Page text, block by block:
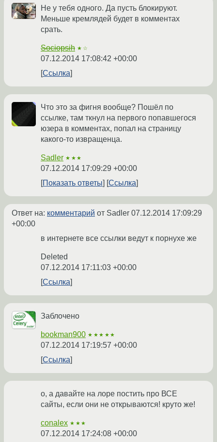
Не у тебя одного. Да пусть блокируют.
Меньше кремлядей будет в комментах
срать.
Sociopsih ★☆
07.12.2014 17:08:42 +00:00
Ссылка
Что это за фигня вообще? Пошёл по
ссылке, там ткнул на первого попавшегося
юзера в комментах, попал на страницу
какого-то извращенца.
Sadler ★★★
07.12.2014 17:09:29 +00:00
Показать ответы
Ссылка
Ответ на: комментарий от Sadler 07.12.2014 17:09:29
+00:00
в интернете все ссылки ведут к порнухе же
Deleted
07.12.2014 17:11:03 +00:00
Ссылка
Заблочено
bookman900 ★★★★★
07.12.2014 17:19:57 +00:00
Ссылка
о, а давайте на лоре постить про ВСЕ
сайты, если они не открываются! круто же!
conalex ★★★
07.12.2014 17:24:08 +00:00